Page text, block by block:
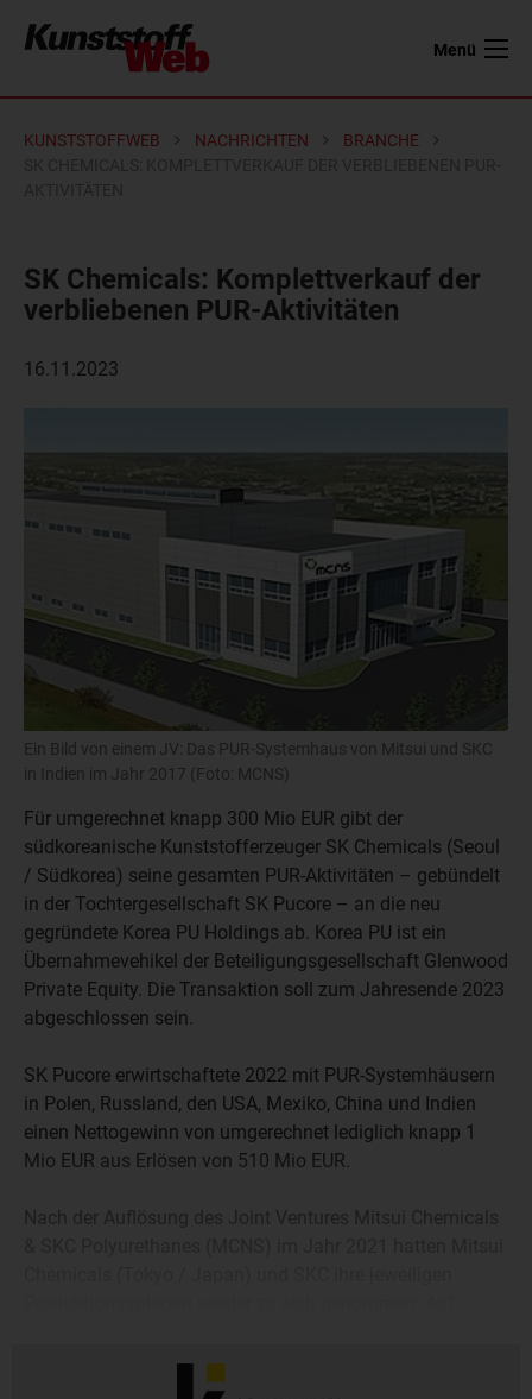
Menü
KUNSTSTOFFWEB NACHRICHTEN
BRANCHE
SK Chemicals: Komplettverkauf der
verbliebenen PUR-Aktivitäten
16.11.2023
Ein Bild von einem JV: Das PUR-Systemhaus von Mitsui und SKC
in Indien im Jahr 2017 (Foto: MCNS)
Für umgerechnet knapp 300 Mio EUR gibt der
südkoreanische Kunststofferzeuger SK Chemicals (Seoul
/ Südkorea) seine gesamten PUR-Aktivitäten – gebündelt
in der Tochtergesellschaft SK Pucore – an die neu
gegründete Korea PU Holdings ab. Korea PU ist ein
Übernahmevehikel der Beteiligungsgesellschaft Glenwood
Private Equity. Die Transaktion soll zum Jahresende 2023
abgeschlossen sein.
SK Pucore erwirtschaftete 2022 mit PUR-Systemhäusern
in Polen, Russland, den USA, Mexiko, China und Indien
einen Nettogewinn von umgerechnet lediglich knapp 1
Mio EUR aus Erlösen von 510 Mio EUR.
Nach der Auflösung des Joint Ventures Mitsui Chemicals
benannte den eigenen Teil danach in SK Pucore um.